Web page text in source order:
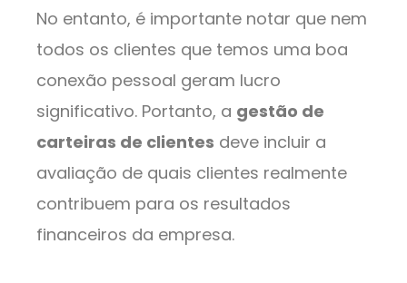
No entanto, é importante notar que nem
todos os clientes que temos uma boa
conexão pessoal geram lucro
significativo. Portanto, a gestão de
carteiras de clientes deve incluir a
avaliação de quais clientes realmente
contribuem para os resultados
financeiros da empresa.